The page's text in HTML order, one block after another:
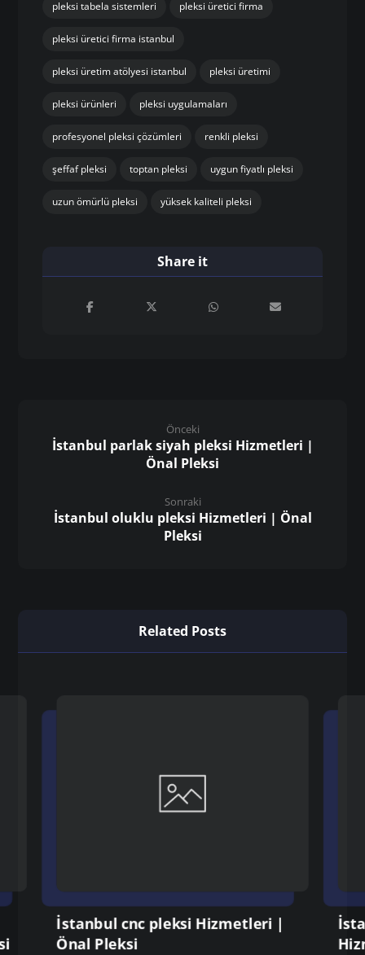
pleksi tabela sistemleri pleksi üretici firma
pleksi üretici firma istanbul
pleksi üretim atölyesi istanbul pleksi üretimi
pleksi ürünleri pleksi uygulamaları
profesyonel pleksi çözümleri renkli pleksi
şeffaf pleksi toptan pleksi uygun fiyatlı pleksi
uzun ömürlü pleksi yüksek kaliteli pleksi
Önceki
İstanbul parlak siyah pleksi Hizmetleri |
Önal Pleksi
Sonraki
İstanbul oluklu pleksi Hizmetleri | Önal
Pleksi
Related Posts
İstanbul cnc pleksi Hizmetleri |
Önal Pleksi